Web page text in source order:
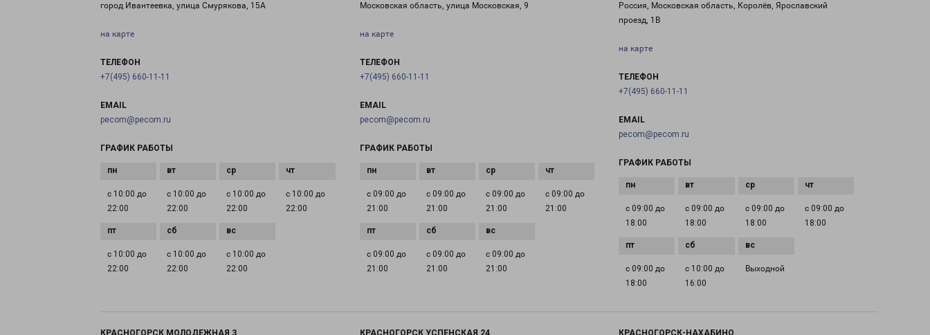
город Ивантеевка, улица Смурякова, 15А
на карте
ТЕЛЕФОН
+7(495) 660-11-11
EMAIL
pecom@pecom.ru
ГРАФИК РАБОТЫ
с 10:00 до
22:00
с 10:00 до
22:00
с 10:00 до
22:00
с 10:00 до
22:00
с 10:00 до
22:00
с 10:00 до
22:00
с 10:00 до
22:00
Московская область, улица Московская, 9
на карте
ТЕЛЕФОН
+7(495) 660-11-11
EMAIL
pecom@pecom.ru
ГРАФИК РАБОТЫ
с 09:00 до
21:00
с 09:00 до
21:00
с 09:00 до
21:00
с 09:00 до
21:00
с 09:00 до
21:00
с 09:00 до
21:00
с 09:00 до
21:00
Россия, Московская область, Королёв, Ярославский
проезд, 1В
на карте
ТЕЛЕФОН
+7(495) 660-11-11
EMAIL
pecom@pecom.ru
ГРАФИК РАБОТЫ
с 09:00 до
18:00
с 09:00 до
18:00
с 09:00 до
18:00
с 09:00 до
18:00
с 09:00 до
18:00
с 10:00 до
16:00
Выходной
КРАСНОГОРСК МОЛОДЕЖНАЯ 3 КРАСНОГОРСК УСПЕНСКАЯ 24 КРАСНОГОРСК-НАХАБИНО